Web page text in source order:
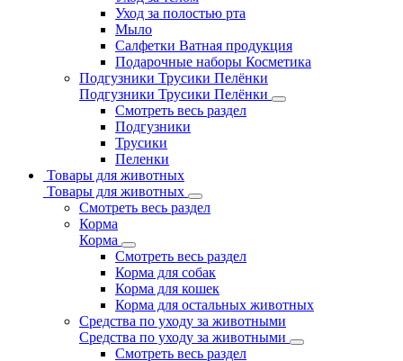
Уход за полостью рта
Мыло
Салфетки Ватная продукция
Подарочные наборы Косметика
Подгузники Трусики Пелёнки
Подгузники Трусики Пелёнки
Смотреть весь раздел
Подгузники
Трусики
Пеленки
Товары для животных
Товары для животных
Смотреть весь раздел
Корма
Корма
Смотреть весь раздел
Корма для собак
Корма для кошек
Корма для остальных животных
Средства по уходу за животными
Средства по уходу за животными
Смотреть весь раздел